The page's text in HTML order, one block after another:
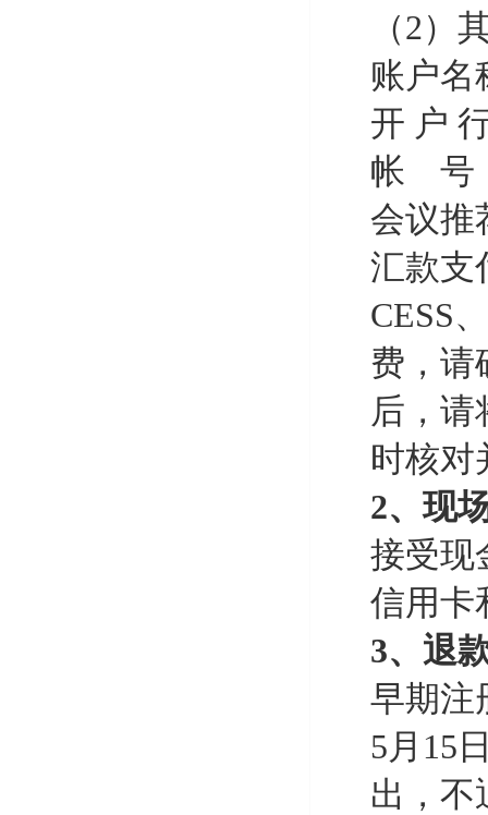
（2）
账户名
开 户
帐 号
会议推
汇款支
CESS
费，请
后，请
时核对
2、现
接受现
信用卡
3、退
早期注
5月15
出，不